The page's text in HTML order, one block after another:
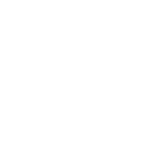
или в офис в течение 24